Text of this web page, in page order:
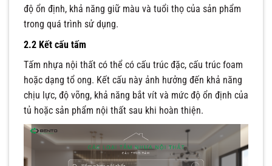
độ ổn định, khả năng giữ màu và tuổi thọ của sản phẩm
trong quá trình sử dụng.
2.2 Kết cấu tấm
Tấm nhựa nội thất có thể có cấu trúc đặc, cấu trúc foam
hoặc dạng tổ ong. Kết cấu này ảnh hưởng đến khả năng
chịu lực, độ võng, khả năng bắt vít và mức độ ổn định của
tủ hoặc sản phẩm nội thất sau khi hoàn thiện.